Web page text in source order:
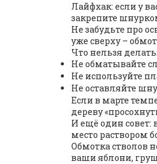
Лайфхак: если у
закрепите
Не забудьте про
уже сверху –
Что нельзя делать:
Не обматывайте
Не используйте
Не оставляйте
Если в марте
дереву
И ещё один совет:
место раствором
Обмотка стволов
ваши яблони,